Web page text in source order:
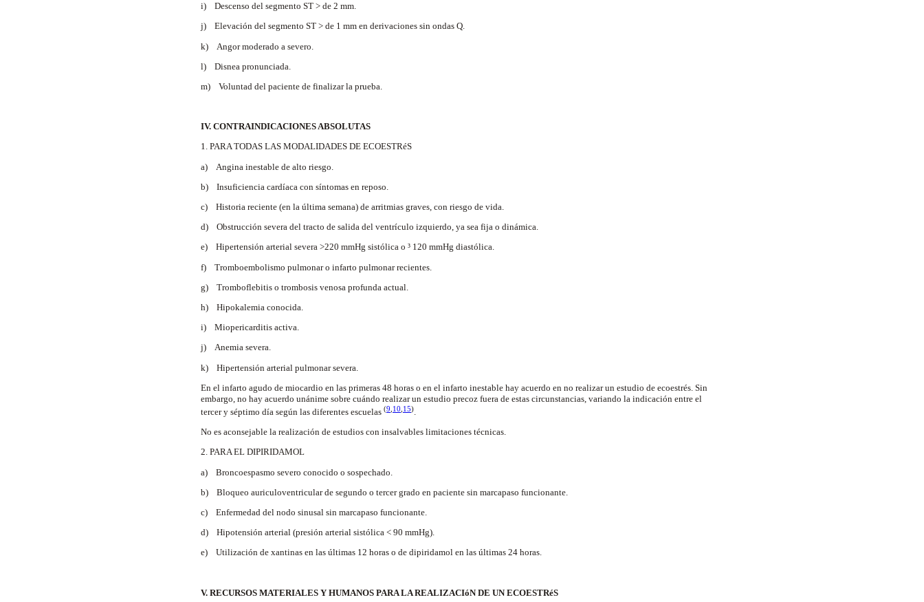
i) Descenso del segmento ST > de 2 mm.
j) Elevación del segmento ST > de 1 mm en derivaciones sin ondas Q.
k) Angor moderado a severo.
l) Disnea pronunciada.
m) Voluntad del paciente de finalizar la prueba.
IV. CONTRAINDICACIONES ABSOLUTAS
1. PARA TODAS LAS MODALIDADES DE ECOESTRéS
a) Angina inestable de alto riesgo.
b) Insuficiencia cardíaca con síntomas en reposo.
c) Historia reciente (en la última semana) de arritmias graves, con riesgo de vida.
d) Obstrucción severa del tracto de salida del ventrículo izquierdo, ya sea fija o dinámica.
e) Hipertensión arterial severa >220 mmHg sistólica o ³ 120 mmHg diastólica.
f) Tromboembolismo pulmonar o infarto pulmonar recientes.
g) Tromboflebitis o trombosis venosa profunda actual.
h) Hipokalemia conocida.
i) Miopericarditis activa.
j) Anemia severa.
k) Hipertensión arterial pulmonar severa.
En el infarto agudo de miocardio en las primeras 48 horas o en el infarto inestable hay acuerdo en no realizar un estudio de ecoestrés. Sin
embargo, no hay acuerdo unánime sobre cuándo realizar un estudio precoz fuera de estas circunstancias, variando la indicación entre el
tercer y séptimo día según las diferentes escuelas (9 10 15).
No es aconsejable la realización de estudios con insalvables limitaciones técnicas.
2. PARA EL DIPIRIDAMOL
a) Broncoespasmo severo conocido o sospechado.
b) Bloqueo auriculoventricular de segundo o tercer grado en paciente sin marcapaso funcionante.
c) Enfermedad del nodo sinusal sin marcapaso funcionante.
d) Hipotensión arterial (presión arterial sistólica < 90 mmHg).
e) Utilización de xantinas en las últimas 12 horas o de dipiridamol en las últimas 24 horas.
V. RECURSOS MATERIALES Y HUMANOS PARA LA REALIZACIóN DE UN ECOESTRéS